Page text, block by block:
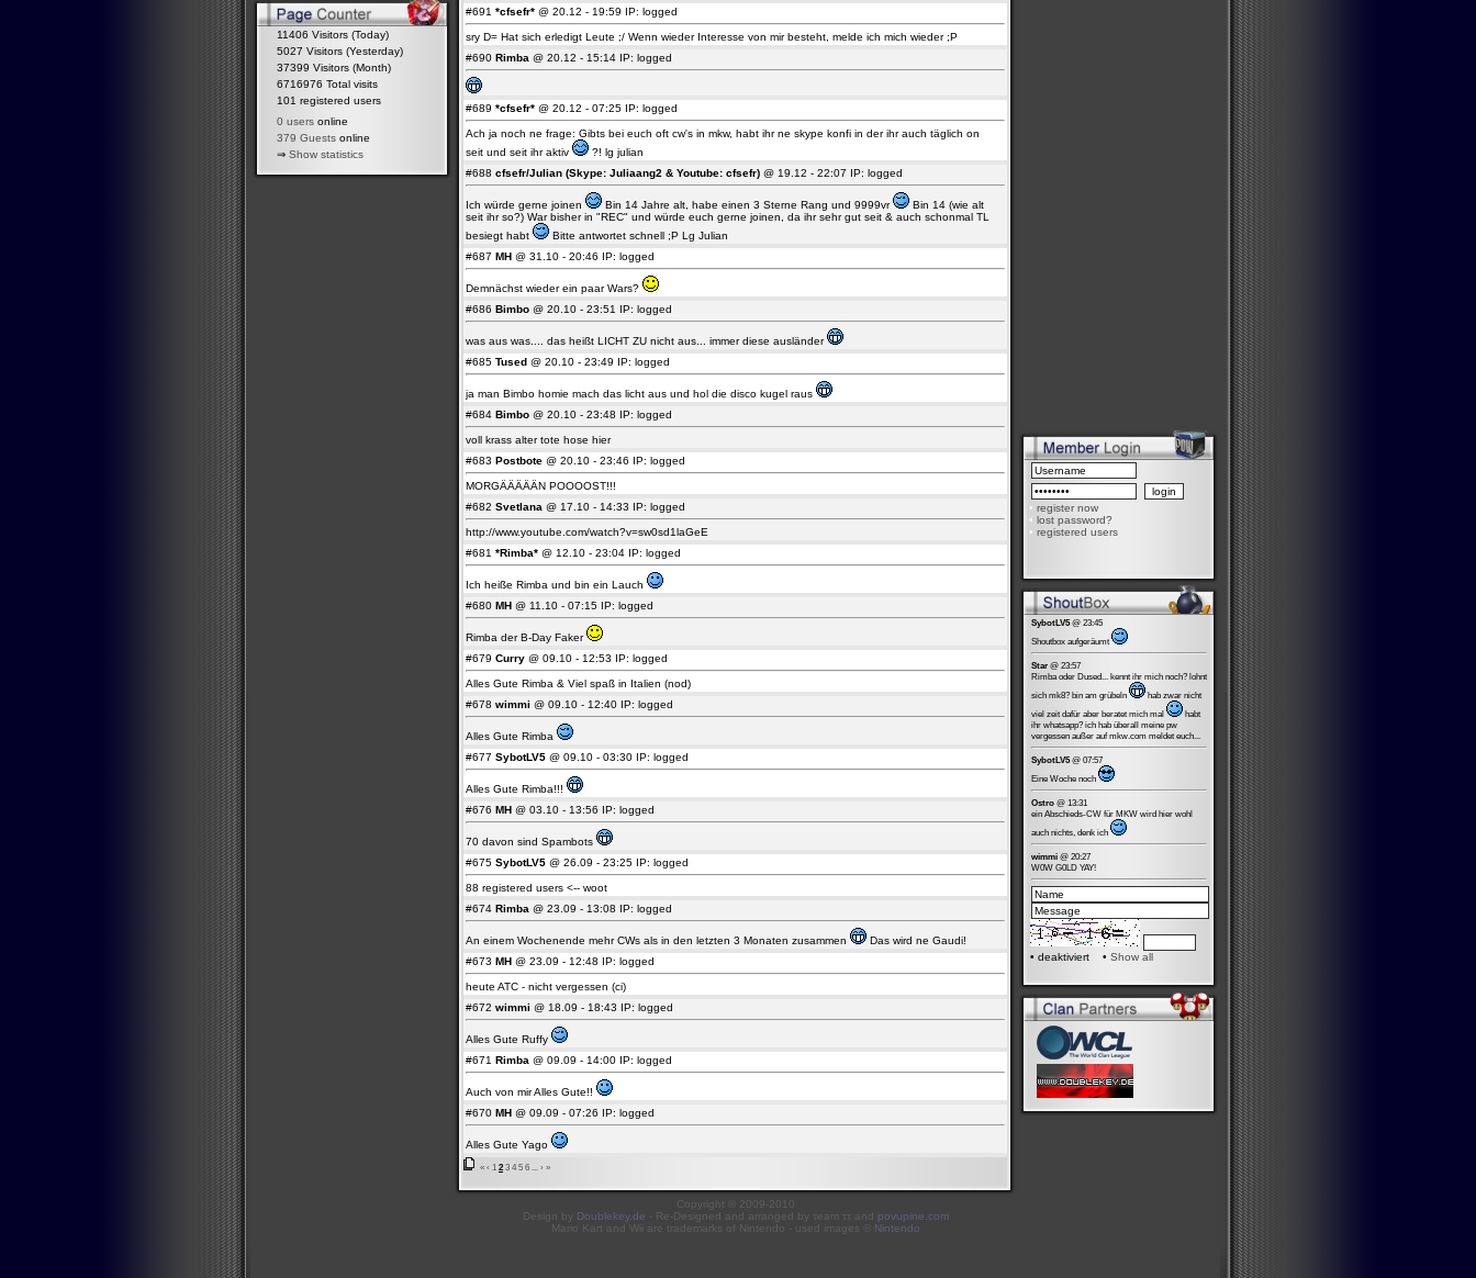
11406 Visitors (Today)
5027 Visitors (Yesterday)
37399 Visitors (Month)
6716976 Total visits
101 registered users
0 users online
379 Guests online
⇒ Show statistics
#691 *cfsefr* @ 20.12 - 19:59 IP: logged
sry D= Hat sich erledigt Leute ;/ Wenn wieder Interesse von mir besteht, melde ich mich wieder ;P
#690 Rimba @ 20.12 - 15:14 IP: logged
#689 *cfsefr* @ 20.12 - 07:25 IP: logged
Ach ja noch ne frage: Gibts bei euch oft cw's in mkw, habt ihr ne skype konfi in der ihr auch täglich on
seit und seit ihr aktiv
?! lg julian
#688 cfsefr/Julian (Skype: Juliaang2 & Youtube: cfsefr) @ 19.12 - 22:07 IP: logged
Ich würde gerne joinen Bin 14 Jahre alt, habe einen 3 Sterne Rang und 9999vr
Bin 14 (wie alt
seit ihr so?) War bisher in "REC" und würde euch gerne joinen, da ihr sehr gut seit & auch schonmal TL
besiegt habt
Bitte antwortet schnell ;P Lg Julian
#687 MH @ 31.10 - 20:46 IP: logged
Demnächst wieder ein paar Wars?
#686 Bimbo @ 20.10 - 23:51 IP: logged
was aus was.... das heißt LICHT ZU nicht aus... immer diese ausländer
#685 Tused @ 20.10 - 23:49 IP: logged
ja man Bimbo homie mach das licht aus und hol die disco kugel raus
#684 Bimbo @ 20.10 - 23:48 IP: logged
voll krass alter tote hose hier
#683 Postbote @ 20.10 - 23:46 IP: logged
MORGÄÄÄÄÄN POOOOST!!!
#682 Svetlana @ 17.10 - 14:33 IP: logged
http://www.youtube.com/watch?v=sw0sd1laGeE
#681 *Rimba* @ 12.10 - 23:04 IP: logged
Ich heiße Rimba und bin ein Lauch
#680 MH @ 11.10 - 07:15 IP: logged
Rimba der B-Day Faker
#679 Curry @ 09.10 - 12:53 IP: logged
Alles Gute Rimba & Viel spaß in Italien (nod)
#678 wimmi @ 09.10 - 12:40 IP: logged
Alles Gute Rimba
#677 SybotLV5 @ 09.10 - 03:30 IP: logged
Alles Gute Rimba!!!
#676 MH @ 03.10 - 13:56 IP: logged
70 davon sind Spambots
#675 SybotLV5 @ 26.09 - 23:25 IP: logged
88 registered users <-- woot
#674 Rimba @ 23.09 - 13:08 IP: logged
An einem Wochenende mehr CWs als in den letzten 3 Monaten zusammen
Das wird ne Gaudi!
#673 MH @ 23.09 - 12:48 IP: logged
heute ATC - nicht vergessen (ci)
#672 wimmi @ 18.09 - 18:43 IP: logged
Alles Gute Ruffy
#671 Rimba @ 09.09 - 14:00 IP: logged
Auch von mir Alles Gute!!
#670 MH @ 09.09 - 07:26 IP: logged
Alles Gute Yago
« ‹ 1 2 3 4 5 6 › »
Copyright © 2009-2010
Design by
Doublekey.de - Re-Designed and arranged by τeam ττ and povupine.com
Mario Kart and Wii are trademarks of Nintendo - used images ©
Nintendo
• register now
• lost password?
• registered users
SybotLV5@ 23:45
Shoutbox aufgeräumt
Star @ 23:57
Rimba oder Dused... kennt ihr mich noch? lohnt
sich mk8? bin am grübeln
hab zwar nicht
viel zeit dafür aber beratet mich mal
habt
ihr whatsapp? ich hab überall meine pw
vergessen außer auf mkw.com meldet euch...
SybotLV5@ 07:57
Eine Woche noch
Ostro @ 13:31
ein Abschieds-CW für MKW wird hier wohl
auch nichts, denk ich
wimmi @ 20:27
W0W G0LD YAY!
• deaktiviert • Show all